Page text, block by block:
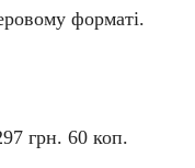
форматі.
грн. 60 коп.